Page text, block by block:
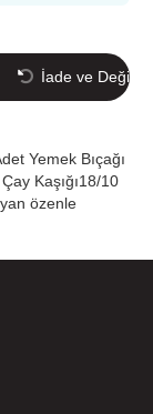
İade ve Değişim
Yemek Bıçağı
Kaşığı18/10
özenle